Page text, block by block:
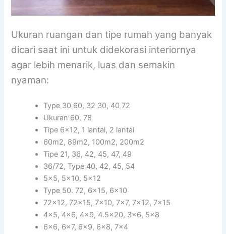
Ukuran ruangan dan tipe rumah yang banyak
dicari saat ini untuk didekorasi interiornya
agar lebih menarik, luas dan semakin
nyaman:
Type 30 60, 32 30, 40 72
Ukuran 60, 78
Tipe 6×12, 1 lantai, 2 lantai
60m2, 89m2, 100m2, 200m2
Tipe 21, 36, 42, 45, 47, 49
36/72, Type 40, 42, 45, 54
5×5, 5×10, 5×12
Type 50. 72, 6×15, 6×10
72×12, 72×15, 7×10, 7×7, 7×12, 7×15
4×5, 4×6, 4×9, 4.5×20, 3×6, 5×8
6×6, 6×7, 6×9, 6×8, 7×4